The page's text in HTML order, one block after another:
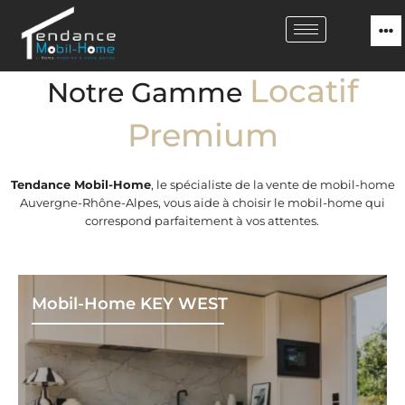
Notre Gamme Locatif
Premium
Tendance Mobil-Home, le spécialiste de lavente de mobil-home
Auvergne-Rhône-Alpes, vous aide à choisir le mobil-home qui
correspond parfaitement à vos attentes.
Mobil-Home KEY WEST
De